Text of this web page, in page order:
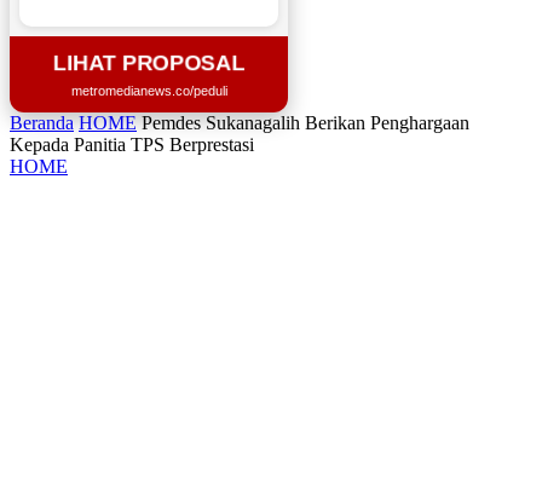
LIHAT PROPOSAL
metromedianews.co/peduli
Beranda HOME Pemdes Sukanagalih Berikan Penghargaan
Kepada Panitia TPS Berprestasi
HOME